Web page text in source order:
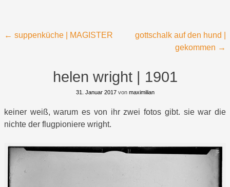
Beitragsnavigation
← suppenküche | MAGISTER
gottschalk auf den hund |
gekommen →
helen wright | 1901
31. Januar 2017von maximilian
keiner weiß, warum es von ihr zwei fotos gibt. sie war die
nichte der flugpioniere wright.